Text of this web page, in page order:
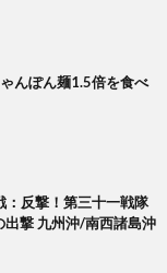
んぽん麺1.5倍を食べ
反撃！第三十一戦隊
出撃 九州沖/南西諸島沖